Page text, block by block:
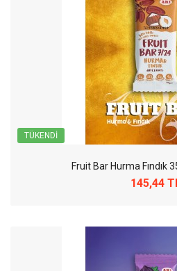
TÜKENDI
Fruit Bar Hurma Fındık
145,44